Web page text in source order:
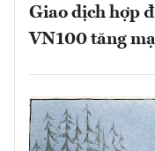
Giao dịch hợp
VN100 tăng